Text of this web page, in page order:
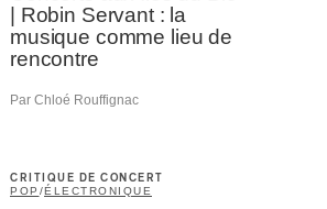
| Robin Servant : la
musique comme lieu de
rencontre
Par Chloé Rouffignac
CRITIQUE DE CONCERT
POP /ÉLECTRONIQUE